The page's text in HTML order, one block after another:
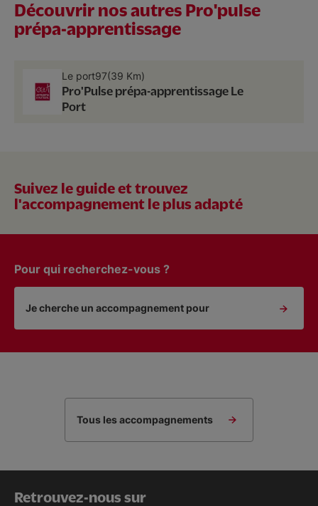
Découvrir nos autres Pro'pulse
prépa-apprentissage
Le port97(39 Km)
Pro'Pulse prépa-apprentissage Le
Port
Suivez le guide et trouvez
l'accompagnement le plus adapté
Pour qui recherchez-vous ?
Je cherche un accompagnement pour
Tous les accompagnements
Retrouvez-nous sur